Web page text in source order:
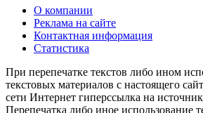
О компании
Реклама на сайте
Контактная информация
Статистика
При перепечатке текстов либо ином
текстовых материалов с настоящего
сети Интернет гиперссылка на источник
Перепечатка либо иное использование